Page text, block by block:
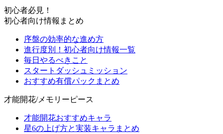
初心者必見！
初心者向け情報まとめ
序盤の効率的な進め方
進行度別！初心者向け情報一覧
毎日やるべきこと
スタートダッシュミッション
おすすめ有償パックまとめ
才能開花/メモリーピース
才能開花おすすめキャラ
星6の上げ方と実装キャラまとめ